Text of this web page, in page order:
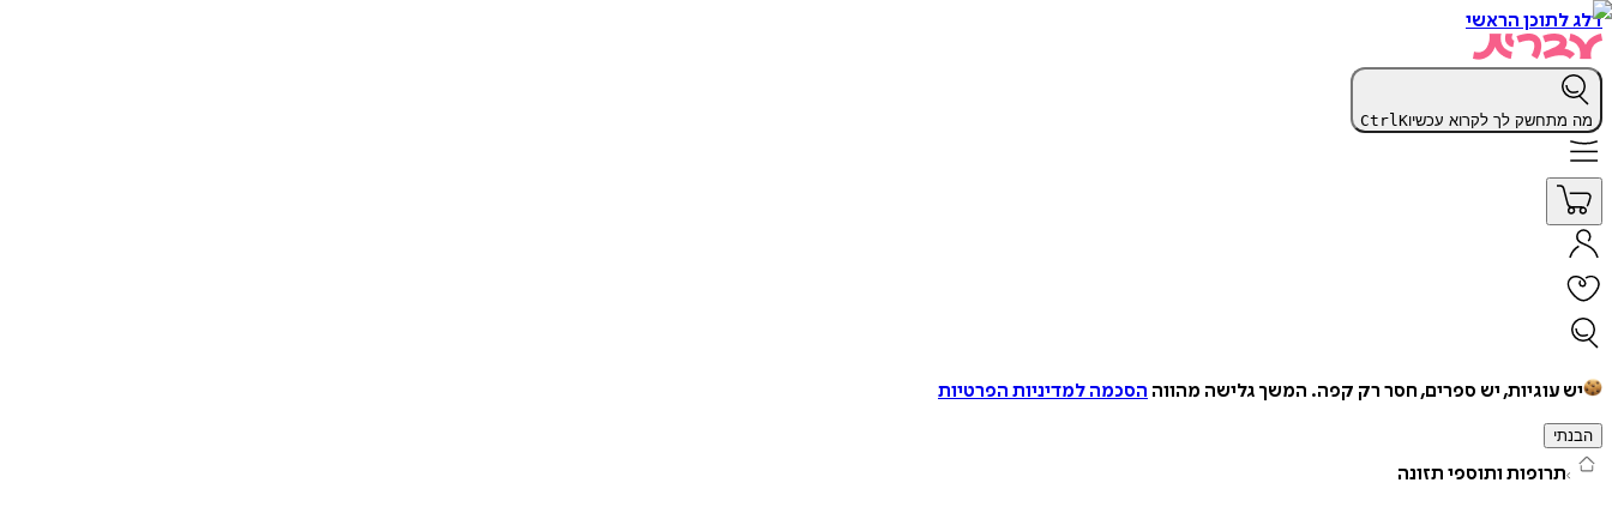
דלג לתוכן הראשי
מה מתחשק לך לקרוא עכשיו CtrlK
יש עוגיות, יש ספרים, חסר רק קפה. המשך גלישה מהווה הסכמה למדיניות הפרטיות
הבנתי
תרופות ותוספי תזונה